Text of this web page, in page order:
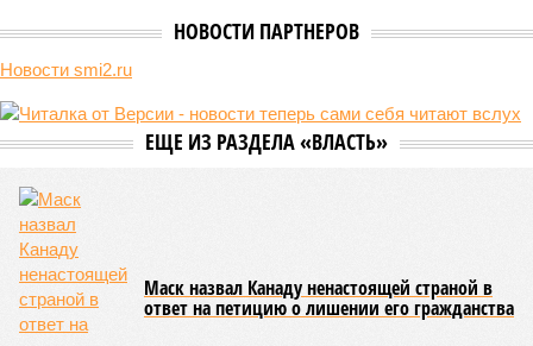
Сюжет:Недвижимость
ЖК «Светлый мир «Станция Л»: та же группа компаний-
схема достройки через Capital Group осенью 2024 года, но
за прошедшие два года результатов, по словам дольщиков,
порталов, первую очередь ЖК строители обещают сдать к
декабрю 2026 г., вторую – к марту 2028-го. Но никто при
этом из кураторов стройки не задается вопросом: как эти
сроки должны материализоваться? На строительной
площадке, по свидетельствам дольщиков, регулярно
бывающих у забора, какая-либо техника отсутствует. Ни